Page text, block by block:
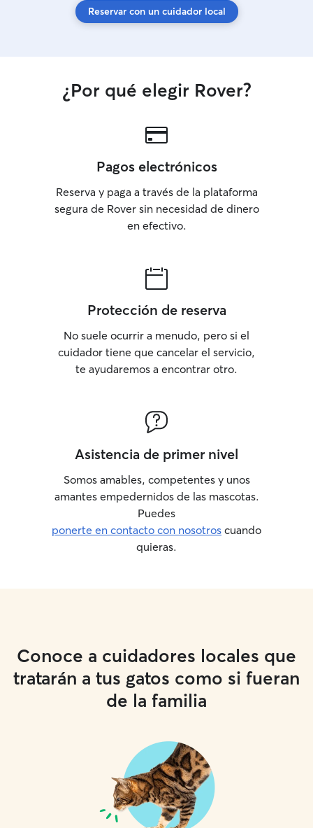
Reservar con un cuidador local
¿Por qué elegir Rover?
Pagos electrónicos
Reserva y paga a través de la plataforma
segura de Rover sin necesidad de dinero
en efectivo.
Protección de reserva
No suele ocurrir a menudo, pero si el
cuidador tiene que cancelar el servicio,
te ayudaremos a encontrar otro.
Asistencia de primer nivel
Somos amables, competentes y unos
amantes empedernidos de las mascotas.
Puedes
ponerte en contacto con nosotros cuando
quieras.
Conoce a cuidadores locales que
tratarán a tus gatos como si fueran
de la familia